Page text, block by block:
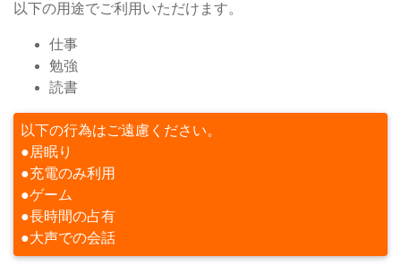
以下の用途でご利用いただけます。
仕事
勉強
読書
以下の行為はご遠慮ください。
●居眠り
●充電のみ利用
●ゲーム
●長時間の占有
●大声での会話